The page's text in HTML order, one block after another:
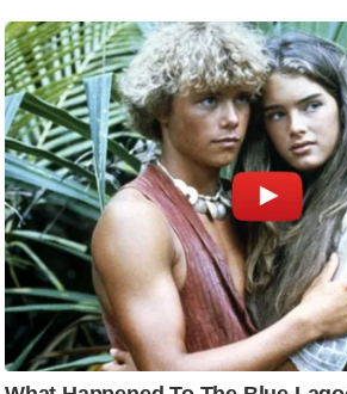
म
.
आ
र
.
आ
ई
.
चा
य
प
र